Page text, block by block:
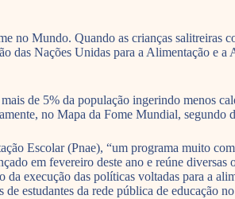
Mundo. Quando as crianças salitreiras
das Nações Unidas para a Alimentação e
de 5% da população ingerindo menos
no Mapa da Fome Mundial,
Escolar (Pnae), “um programa muito
em fevereiro deste ano e reúne
execução das políticas voltadas para a
estudantes da rede pública de educação